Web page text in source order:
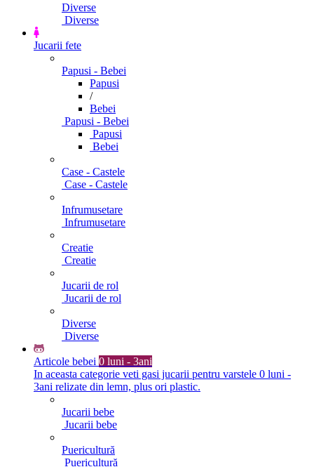
Diverse
Diverse
Jucarii fete
Papusi - Bebei
Papusi
/
Bebei
Papusi - Bebei
Papusi
Bebei
Case - Castele
Case - Castele
Infrumusetare
Infrumusetare
Creatie
Creatie
Jucarii de rol
Jucarii de rol
Diverse
Diverse
Articole bebei 0 luni - 3ani
In aceasta categorie veti gasi jucarii pentru varstele 0 luni -
3ani relizate din lemn, plus ori plastic.
Jucarii bebe
Jucarii bebe
Puericultură
Puericultură